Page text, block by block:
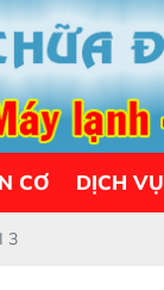
CƠ DỊCH VỤ
3